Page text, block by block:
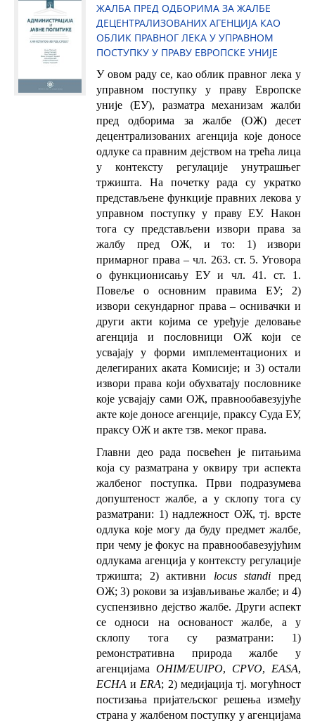
ЖАЛБА ПРЕД ОДБОРИМА ЗА ЖАЛБЕ
ДЕЦЕНТРАЛИЗОВАНИХ АГЕНЦИЈА КАО
ОБЛИК ПРАВНОГ ЛЕКА У УПРАВНОМ
ПОСТУПКУ У ПРАВУ ЕВРОПСКЕ УНИЈЕ
У овом раду се, као облик правног лека у
управном поступку у праву Европске
уније (ЕУ), разматра механизам жалби
пред одборима за жалбе (ОЖ) десет
децентрализованих агенција које доносе
одлуке са правним дејством на трећа лица
у контексту регулације унутрашњег
тржишта. На почетку рада су укратко
представљене функције правних лекова у
управном поступку у праву ЕУ. Након
тога су представљени извори права за
жалбу пред ОЖ, и то: 1) извори
примарног права – чл. 263. ст. 5. Уговора
о функционисању ЕУ и чл. 41. ст. 1.
Повеље о основним правима ЕУ; 2)
извори секундарног права – оснивачки и
други акти којима се уређује деловање
агенција и пословници ОЖ који се
усвајају у форми имплементационих и
делегираних аката Комисије; и 3) остали
извори права који обухватају пословнике
које усвајају сами ОЖ, правнообавезујуће
акте које доносе агенције, праксу Суда ЕУ,
праксу ОЖ и акте тзв. меког права.
Главни део рада посвећен је питањима
која су разматрана у оквиру три аспекта
жалбеног поступка. Први подразумева
допуштеност жалбе, а у склопу тога су
разматрани: 1) надлежност ОЖ, тј. врсте
одлука које могу да буду предмет жалбе,
при чему је фокус на правнообавезујућим
одлукама агенција у контексту регулације
тржишта; 2) активни locus standi пред
ОЖ; 3) рокови за изјављивање жалбе; и 4)
суспензивно дејство жалбе. Други аспект
се односи на основаност жалбе, а у
склопу тога су разматрани: 1)
ремонстративна природа жалбе у
агенцијама OHIM/EUIPO, CPVO, EASA,
ECHA и ERA; 2) медијација тј. могућност
постизања пријатељског решења између
страна у жалбеном поступку у агенцијама